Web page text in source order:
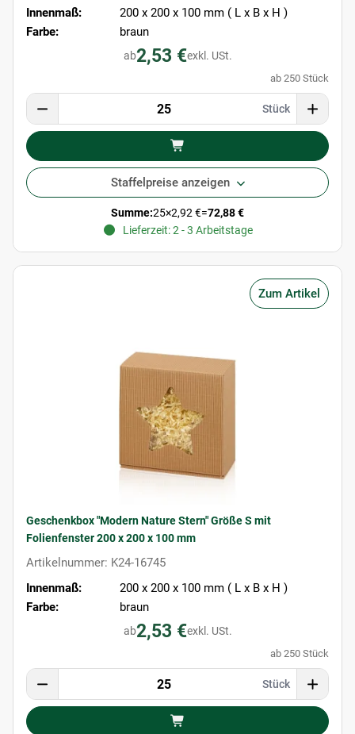
Innenmaß:
200 x 200 x 100 mm ( L x B x H )
Farbe:
braun
ab2,53 €exkl. USt.
ab 250 Stück
Stück
Staffelpreise anzeigen
Summe:25×2,92 €=72,88 €
Lieferzeit: 2 - 3 Arbeitstage
Zum Artikel
Geschenkbox "Modern Nature Stern" Größe S mit
Folienfenster 200 x 200 x 100 mm
Artikelnummer: K24-16745
Innenmaß:
200 x 200 x 100 mm ( L x B x H )
Farbe:
braun
ab2,53 €exkl. USt.
ab 250 Stück
Stück